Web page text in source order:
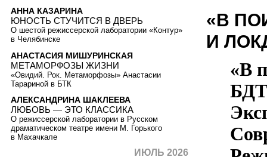
«В
И
«В
БДТ
АННА КАЗАРИНА
ЮНОСТЬ СТУЧИТСЯ В ДВЕРЬ
О шестой режиссерской лаборатории «Контур»
в Челябинске
АНАСТАСИЯ МИШУРИНСКАЯ
МЕТАМОРФОЗЫ ЖИЗНИ
«Овидий. Рок. Метаморфозы» Анастасии
Тарариной в БТК
АЛЕКСАНДРИНА ШАКЛЕЕВА
ЛЮБОВЬ — ЭТО КЛАССИКА
О режиссерской лаборатории в Русском
драматическом театре имени М. Горького
в Махачкале
ИЮЛЬ 2026